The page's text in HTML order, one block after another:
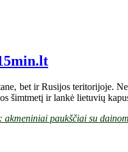
bet ir Rusijos teritorijoje.
šimtmetį ir lankė lietuvių
akmeniniai paukščiai su